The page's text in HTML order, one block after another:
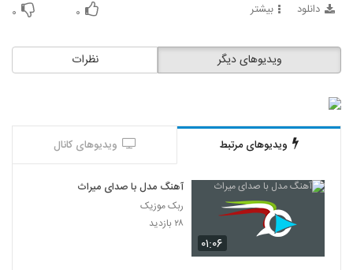
دانلود بیشتر ۰ ۰
نظرات ویدیوهای دیگر
ویدیوهای مرتبط ویدیوهای کانال
۰۱:۰۶
آهنگ مدل با صدای میراث
ربک موزیک
۲۸ بازدید